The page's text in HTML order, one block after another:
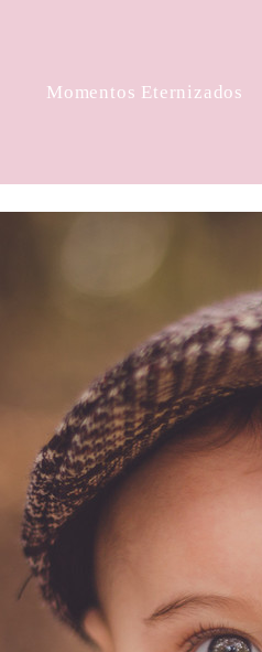
Momentos Eternizados